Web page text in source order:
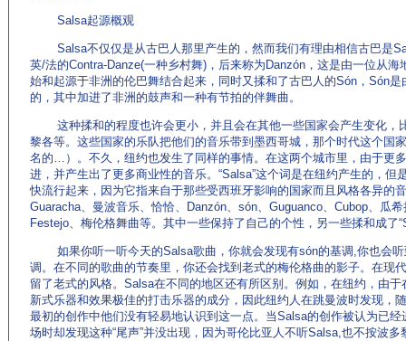
Salsa起源概观
Salsa不仅仅是从古巴人那里产生的，然而我们有理由相信古巴是
英/法的Contra-Danze(一种乡村舞)，后来称为Danzón，这是由一位从
始和起源于非洲的伦巴舞结合起来，同时又揉和了古巴人的Són，Són
的，其中加进了非洲的鼓声和一种有节拍的伴舞曲。
这种揉和的程度也许会更小，并且会在其他一些国家会产生变化，
黎各等。这些国家的乐队把他们的音乐带到墨西哥城，那个时代这个国
名的…）。不久，纽约也发生了同样的事情。在这两个城市里，由于更
进，并产生出了更多商业性的音乐。“Salsa”这个词是在纽约产生的，但
快流行起来，因为它指来自于那些受西班牙影响的国家而且风格各异的
Guaracha、曼波音乐、恰恰、Danzón、són、Guguanco、Cubop、瓜
Festejo、梅伦格舞曲等。其中一些保持了自己的个性，另一些揉和成了
如果你听一听今天的Salsa歌曲，你就会发现有són的基调,你也会听
调。在不同的歌曲的节奏里，你还会找到老式的梅伦格曲的影子。在现
留了老式的风格。Salsa在不同的地区还有所区别。例如，在纽约，由
新式乐器和效果极佳的打击乐器的成分，因此纽约人在跳曼波时发现，
最初的创作中他们没有轻易地认识到这一点。当Salsa的创作被认为已经
场时却发现这种“尾声”并没出现，因为哥伦比亚人不听Salsa,也不按波